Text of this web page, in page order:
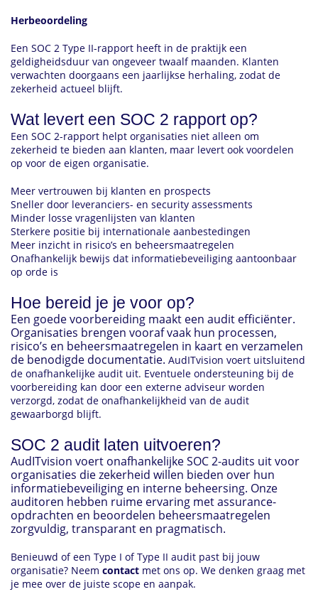
Herbeoordeling
Een SOC 2 Type II-rapport heeft in de praktijk een
geldigheidsduur van ongeveer twaalf maanden. Klanten
verwachten doorgaans een jaarlijkse herhaling, zodat de
zekerheid actueel blijft.
Wat levert een SOC 2 rapport op?
Een SOC 2-rapport helpt organisaties niet alleen om
zekerheid te bieden aan klanten, maar levert ook voordelen
op voor de eigen organisatie.
Meer vertrouwen bij klanten en prospects
Sneller door leveranciers- en security assessments
Minder losse vragenlijsten van klanten
Sterkere positie bij internationale aanbestedingen
Meer inzicht in risico’s en beheersmaatregelen
Onafhankelijk bewijs dat informatiebeveiliging aantoonbaar
op orde is
Hoe bereid je je voor op?
Een goede voorbereiding maakt een audit efficiënter.
Organisaties brengen vooraf vaak hun processen,
risico’s en beheersmaatregelen in kaart en verzamelen
de benodigde documentatie. AudITvision voert uitsluitend
de onafhankelijke audit uit. Eventuele ondersteuning bij de
voorbereiding kan door een externe adviseur worden
verzorgd, zodat de onafhankelijkheid van de audit
gewaarborgd blijft.
SOC 2 audit laten uitvoeren?
AudITvision voert onafhankelijke SOC 2-audits uit voor
organisaties die zekerheid willen bieden over hun
informatiebeveiliging en interne beheersing. Onze
auditoren hebben ruime ervaring met assurance-
opdrachten en beoordelen beheersmaatregelen
zorgvuldig, transparant en pragmatisch.
Benieuwd of een Type I of Type II audit past bij jouw
organisatie? Neem contact met ons op. We denken graag met
je mee over de juiste scope en aanpak.